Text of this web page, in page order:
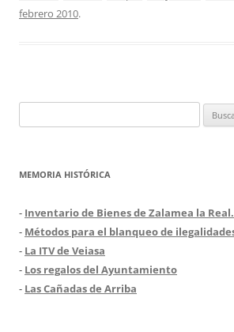
febrero 2010.
MEMORIA HISTÓRICA
- Inventario de Bienes de Zalamea la Real.
- Métodos para el blanqueo de
- La ITV de Veiasa
- Los regalos del Ayuntamiento
- Las Cañadas de Arriba